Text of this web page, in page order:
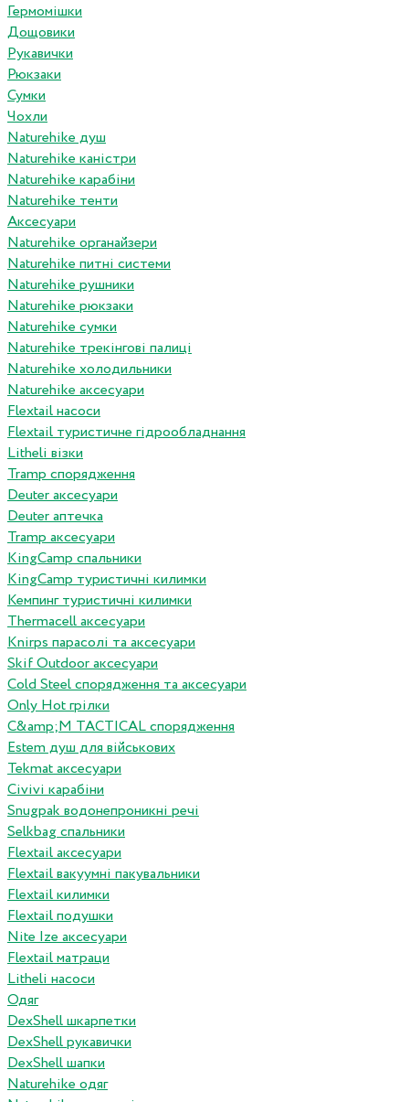
Гермомішки
Дощовики
Рукавички
Рюкзаки
Сумки
Чохли
Naturehike душ
Naturehike каністри
Naturehike карабіни
Naturehike тенти
Аксесуари
Naturehike органайзери
Naturehike питні системи
Naturehike рушники
Naturehike рюкзаки
Naturehike сумки
Naturehike трекінгові палиці
Naturehike холодильники
Naturehike аксесуари
Flextail насоси
Flextail туристичне гідрообладнання
Litheli візки
Tramp спорядження
Deuter аксесуари
Deuter аптечка
Tramp аксесуари
KingCamp спальники
KingCamp туристичні килимки
Кемпинг туристичні килимки
Thermacell аксесуари
Knirps парасолі та аксесуари
Skif Outdoor аксесуари
Cold Steel спорядження та аксесуари
Only Hot грілки
C&amp;M TACTICAL спорядження
Estem душ для військових
Tekmat аксесуари
Сivivi карабіни
Snugpak водонепроникні речі
Selkbag спальники
Flextail аксесуари
Flextail вакуумні пакувальники
Flextail килимки
Flextail подушки
Nite Ize аксесуари
Flextail матраци
Litheli насоси
Одяг
DexShell шкарпетки
DexShell рукавички
DexShell шапки
Naturehike одяг